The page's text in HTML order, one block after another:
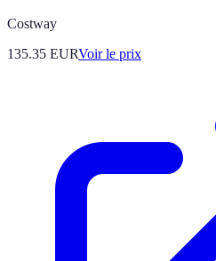
Costway
135.35 EURVoir le prix